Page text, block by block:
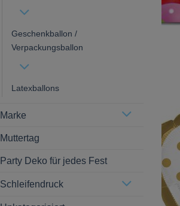
Geschenkballon /
Verpackungsballon
Latexballons
Marke
Muttertag
Party Deko für jedes Fest
Schleifendruck